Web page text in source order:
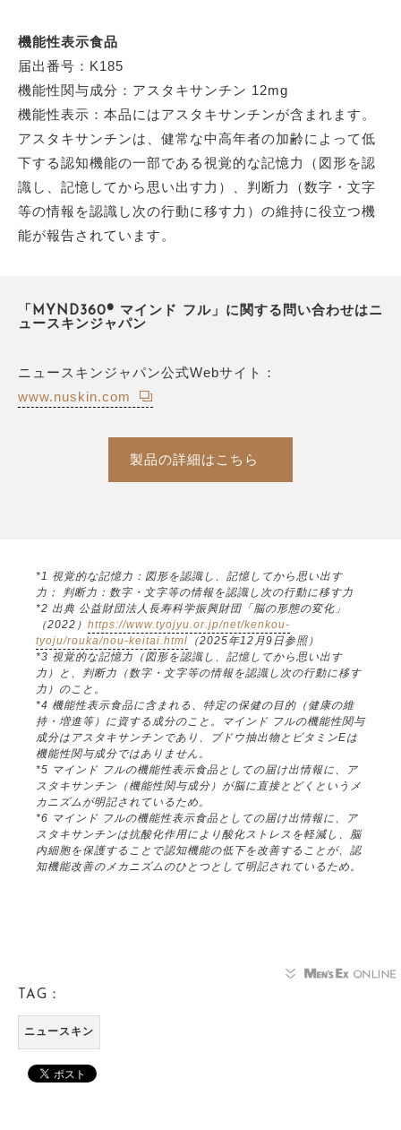
機能性表示食品
届出番号：K185
機能性関与成分：アスタキサンチン 12mg
機能性表示：本品にはアスタキサンチンが含まれます。
アスタキサンチンは、健常な中高年者の加齢によって低
下する認知機能の一部である視覚的な記憶力（図形を認
識し、記憶してから思い出す力）、判断力（数字・文字
等の情報を認識し次の行動に移す力）の維持に役立つ機
能が報告されています。
「MYND360® マインド フル」に関する問い合わせはニ
ュースキンジャパン
ニュースキンジャパン公式Webサイト：
www.nuskin.com
製品の詳細はこちら
*1 視覚的な記憶力：図形を認識し、記憶してから思い出す
力； 判断力：数字・文字等の情報を認識し次の行動に移す力
*2 出典 公益財団法人長寿科学振興財団「脳の形態の変化」
（2022） https://www.tyojyu.or.jp/net/kenkou-
tyoju/rouka/nou-keitai.html （2025年12月9日参照）
*3 視覚的な記憶力（図形を認識し、記憶してから思い出す
力）と、判断力（数字・文字等の情報を認識し次の行動に移す
力）のこと。
*4 機能性表示食品に含まれる、特定の保健の目的（健康の維
持・増進等）に資する成分のこと。マインド フルの機能性関与
成分はアスタキサンチンであり、ブドウ抽出物とビタミンEは
機能性関与成分ではありません。
*5 マインド フルの機能性表示食品としての届け出情報に、ア
スタキサンチン（機能性関与成分）が脳に直接とどくというメ
カニズムが明記されているため。
*6 マインド フルの機能性表示食品としての届け出情報に、ア
スタキサンチンは抗酸化作用により酸化ストレスを軽減し、脳
内細胞を保護することで認知機能の低下を改善することが、認
知機能改善のメカニズムのひとつとして明記されているため。
TAG：
ニュースキン